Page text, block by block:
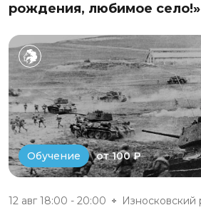
рождения, любимое село!»
Обучение от 100 ₽
12 авг 18:00 - 20:00